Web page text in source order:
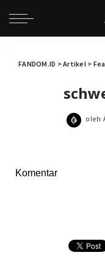
FANDOM.ID >Artikel>
oleh
Komentar